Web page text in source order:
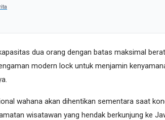
dua orang dengan batas maksimal
modern lock untuk menjamin
wahana akan dihentikan sementara saat
wisatawan yang hendak berkunjung ke